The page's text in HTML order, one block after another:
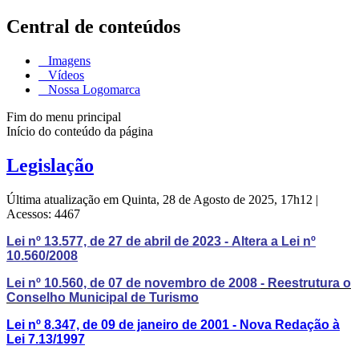
Central de conteúdos
Imagens
Vídeos
Nossa Logomarca
Fim do menu principal
Início do conteúdo da página
Legislação
Última atualização em Quinta, 28 de Agosto de 2025, 17h12 |
Acessos: 4467
Lei nº 13.577, de 27 de abril de 2023 - Altera a Lei nº
10.560/2008
Lei nº 10.560, de 07 de novembro de 2008 - Reestrutura o
Conselho Municipal de Turismo
Lei nº 8.347, de 09 de janeiro de 2001 - Nova Redação à
Lei 7.13/1997